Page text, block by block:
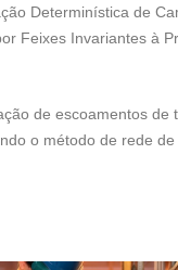
Determinística de
Feixes Invariantes à
de escoamentos de
o método de rede de